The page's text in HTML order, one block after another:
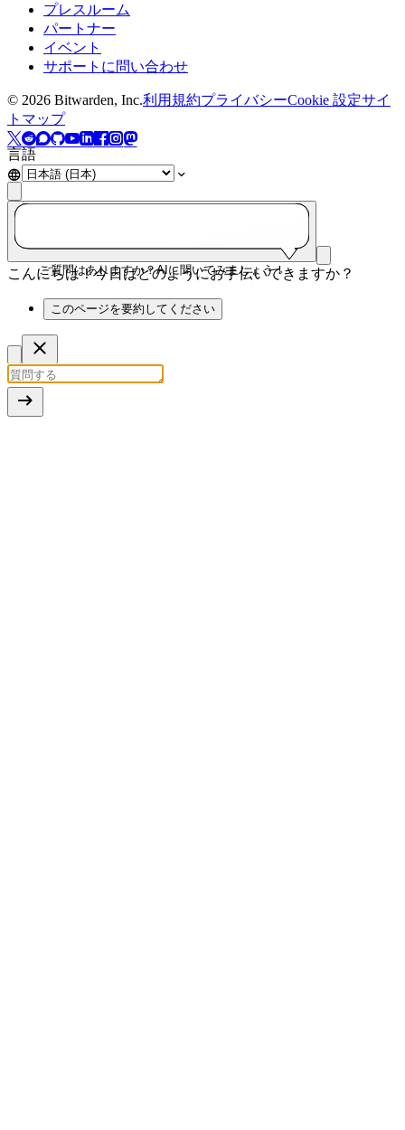
プレスルーム
パートナー
イベント
サポートに問い合わせ
© 2026 Bitwarden, Inc.利用規約プライバシーCookie 設定サイ
トマップ
言語
ご質問はありますか？AIに聞いてみましょう！
こんにちは！今日はどのようにお手伝いできますか？
このページを要約してください